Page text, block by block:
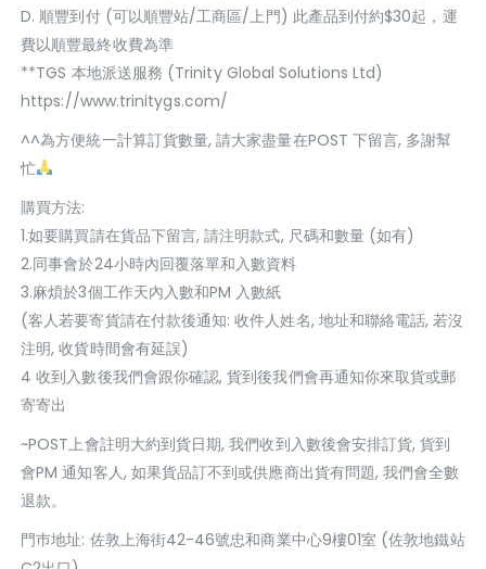
D. 順豐到付 (可以順豐站/工商區/上門) 此產品到付約$30起，運
費以順豐最終收費為準
**TGS 本地派送服務 (Trinity Global Solutions Ltd)
https://www.trinitygs.com/
^^為方便統一計算訂貨數量, 請大家盡量在POST 下留言, 多謝幫
忙
購買方法:
1.如要購買請在貨品下留言, 請注明款式, 尺碼和數量 (如有)
2.同事會於24小時內回覆落單和入數資料
3.麻煩於3個工作天內入數和PM 入數紙
(客人若要寄貨請在付款後通知: 收件人姓名, 地址和聯絡電話, 若沒
注明, 收貨時間會有延誤)
4 收到入數後我們會跟你確認, 貨到後我們會再通知你來取貨或郵
寄寄出
~POST上會註明大約到貨日期, 我們收到入數後會安排訂貨, 貨到
會PM 通知客人, 如果貨品訂不到或供應商出貨有問題, 我們會全數
退款。
門巿地址: 佐敦上海街42-46號忠和商業中心9樓01室 (佐敦地鐵站